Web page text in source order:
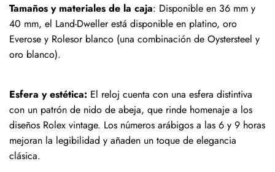
Tamaños y materiales de la caja: Disponible en 36 mm y
40 mm, el Land-Dweller está disponible en platino, oro
Everose y Rolesor blanco (una combinación de Oystersteel y
oro blanco).
Esfera y estética: El reloj cuenta con una esfera distintiva
con un patrón de nido de abeja, que rinde homenaje a los
diseños Rolex vintage. Los números arábigos a las 6 y 9 horas
mejoran la legibilidad y añaden un toque de elegancia
clásica.